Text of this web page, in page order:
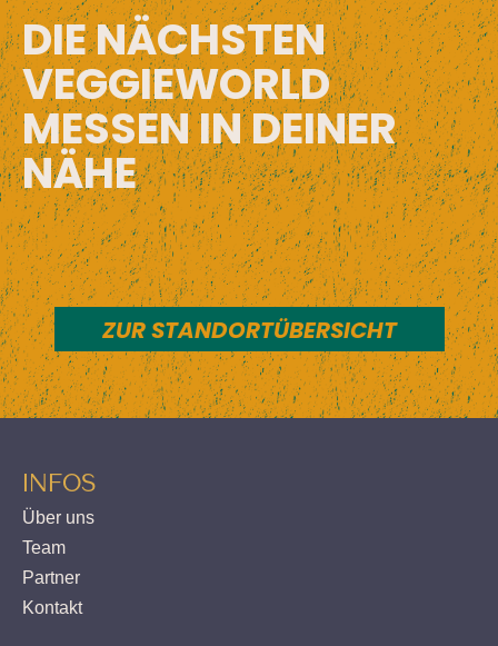
DIE NÄCHSTEN
VEGGIEWORLD
MESSEN IN DEINER
NÄHE
ZUR STANDORTÜBERSICHT
INFOS
Über uns
Team
Partner
Kontakt